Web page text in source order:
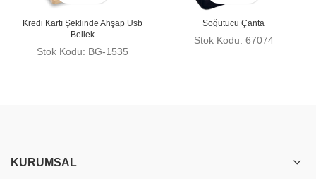
Kredi Kartı Şeklinde Ahşap Usb
Bellek
Stok Kodu: BG-1535
Soğutucu Çanta
Stok Kodu: 67074
KURUMSAL